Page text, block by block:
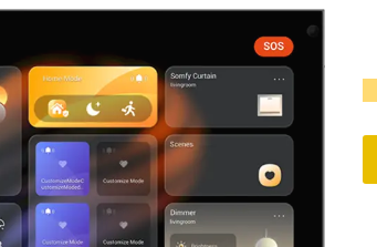
فرم معرفی برقکار
پنل ثبت پروژه ویژه کارکنان
پنل ثبت قراردادهای سازمانی پرسنل